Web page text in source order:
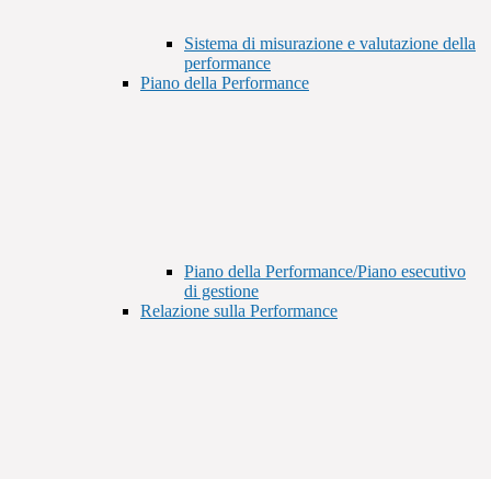
Sistema di misurazione e valutazione della
performance
Piano della Performance
Piano della Performance/Piano esecutivo
di gestione
Relazione sulla Performance